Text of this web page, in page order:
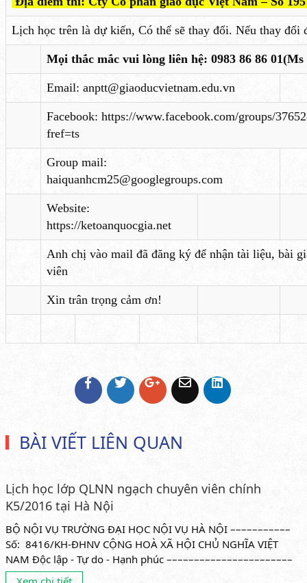
Lịch học trên là dự kiến, Có thể sẽ thay đổi. Nếu thay
Mọi thắc mắc vui lòng liên hệ: 0983 86 86
Email: anptt@giaoducvietnam.edu.vn
Facebook: https://www.facebook.com/groups/
fref=ts
Group mail:
haiquanhcm25@googlegroups.com
Website:
https://ketoanquocgia.net
Anh chị vào mail đã đăng ký để nhận tài liệu, bài
viên
Xin trân trọng cảm ơn!
BÀI VIẾT LIÊN QUAN
Lịch học lớp QLNN ngạch chuyên viên chính
K5/2016 tại Hà Nội
BỘ NỘI VỤ TRƯỜNG ĐẠI HỌC NỘI VỤ HÀ NỘI –––––––––––
Số: 8416/KH-ĐHNV CỘNG HOÀ XÃ HỘI CHỦ NGHĨA VIỆT
NAM Độc lập - Tự do - Hạnh phúc –––––––––––––––––––––––
Hà...